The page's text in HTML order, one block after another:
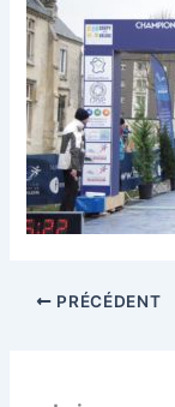
PRÉCÉDENT